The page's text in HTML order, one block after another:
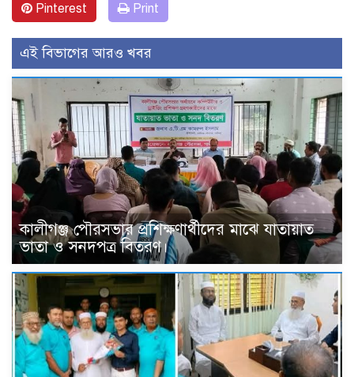
Pinterest Print
এই বিভাগের আরও খবর
কালীগঞ্জ পৌরসভার প্রশিক্ষণার্থীদের মাঝে যাতায়াত
ভাতা ও সনদপত্র বিতরণ।